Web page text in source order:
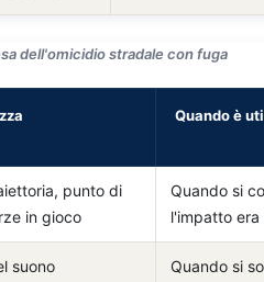
dell'omicidio stradale con fuga
Quando è
punto di
in gioco
Quando si
l'impatto
suono
Quando si